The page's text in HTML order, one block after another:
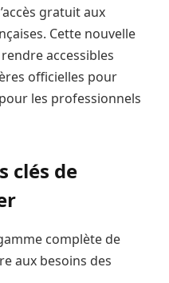
gratuit aux
Cette nouvelle
accessibles
officielles pour
les professionnels
clés de
complète de
aux besoins des